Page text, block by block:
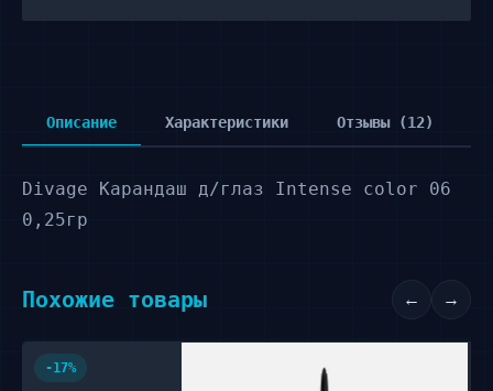
Описание Характеристики Отзывы (12)
Divage Карандаш д/глаз Intense color 06
0,25гр
Похожие товары ← →
-17%